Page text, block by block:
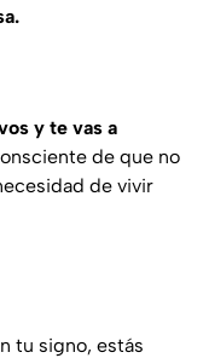
y te vas a
de que no
de vivir
tu signo, estás